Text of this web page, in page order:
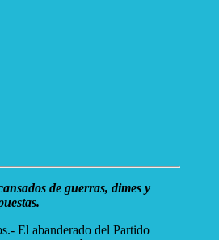
de guerras, dimes y
El abanderado del Partido